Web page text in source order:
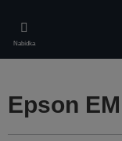
main
content
Nabídka
Epson